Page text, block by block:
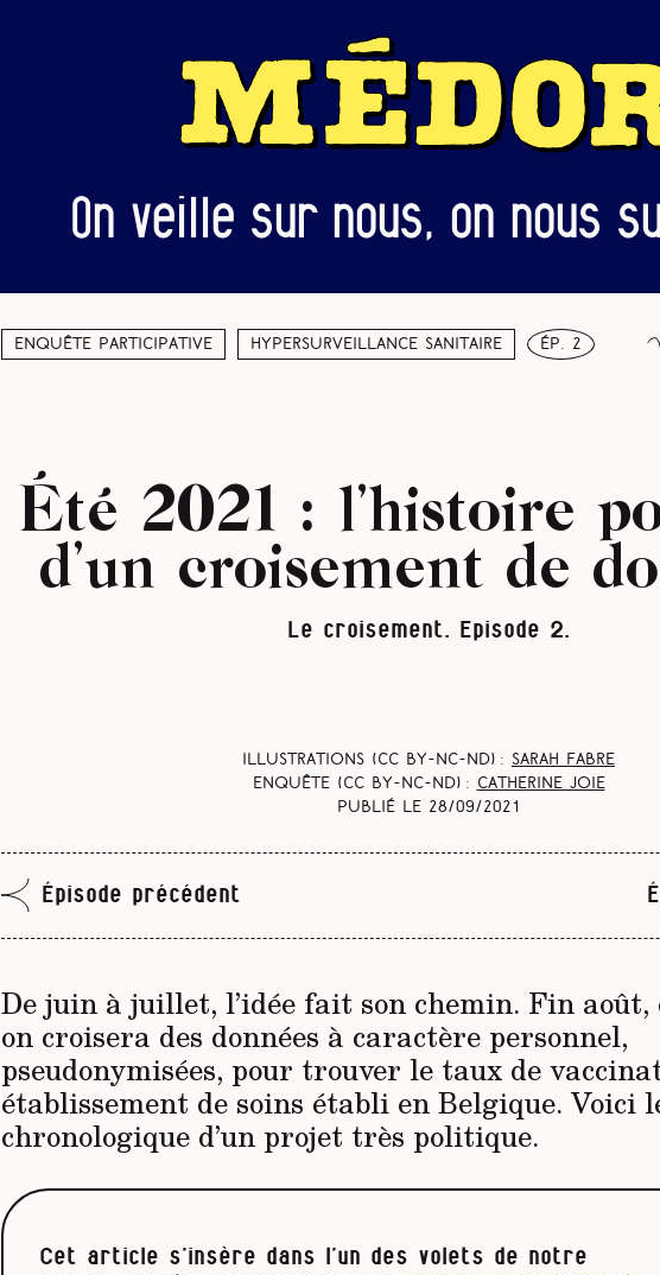
On veille sur nous, on nous
Enquête participative Hypersurveillance sanitaire ép. 2
Été 2021 : l’histoire
d’un croisement de
Le croisement. Episode 2.
Illustrations (CC BY-NC-ND) : Sarah Fabre
Enquête (CC BY-NC-ND) :
Catherine Joie
Publié le 28/09/2021
Épisode précédent
De juin à juillet, l’idée fait son chemin. Fin août,
on croisera des données à caractère personnel,
pseudonymisées, pour trouver le taux de
établissement de soins établi en Belgique. Voici
chronologique d’un projet très politique.
Cet article s’insère dans l’un des volets de notre